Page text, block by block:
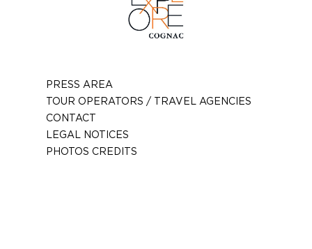
PRESS AREA
TOUR OPERATORS / TRAVEL AGENCIES
CONTACT
LEGAL NOTICES
PHOTOS CREDITS